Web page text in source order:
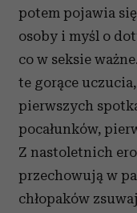
potem pojawia
osoby i myśl o
co w seksie
te gorące
pierwszych
pocałunków,
Z nastoletnich
przechowują w
chłopaków